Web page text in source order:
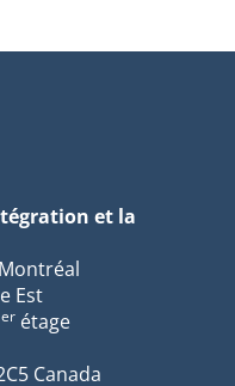
et la
Est
er étage
Canada